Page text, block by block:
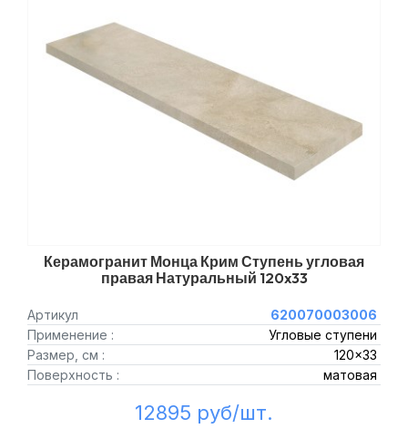
Керамогранит Монца Крим Ступень угловая
правая Натуральный 120x33
Артикул
620070003006
Применение :
Угловые ступени
Размер, см :
120x33
Поверхность :
матовая
12895 руб/шт.